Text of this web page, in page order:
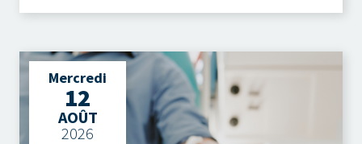
Mercredi
12
AOÛT
2026